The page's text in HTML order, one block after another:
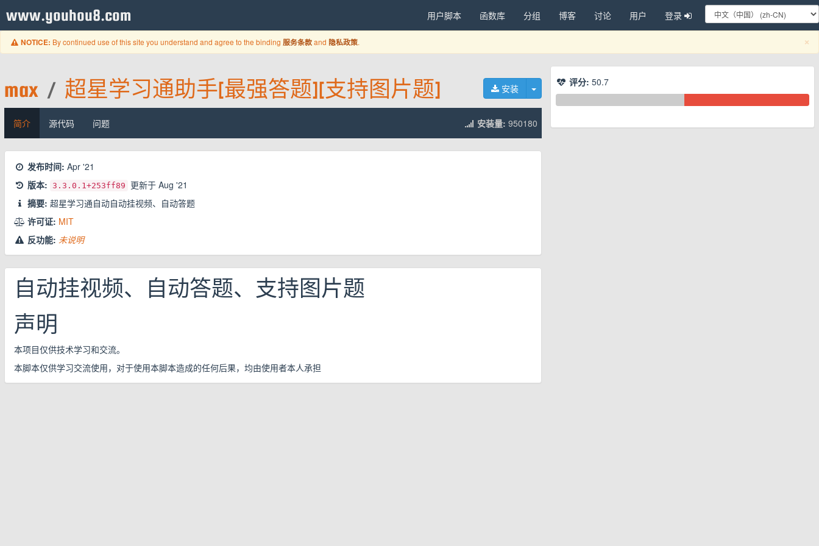
www.youhou8.com 用户脚本 函数库 分组 博客 讨论 用户 登录
×
NOTICE: By continued use of this site you understand and agree to the binding 服务条款and 隐私政策.
安装 切换下拉菜单
max / 超星学习通助手[最强答题][支持图片题]
简介 源代码 问题 安装量: 950180
发布时间: Apr '21
版本: 3.3.0.1+253ff89 更新于 Aug '21
摘要: 超星学习通自动自动挂视频、自动答题
许可证: MIT
反功能: 未说明
自动挂视频、自动答题、支持图片题
声明
本项目仅供技术学习和交流。
本脚本仅供学习交流使用，对于使用本脚本造成的任何后果，均由使用者本人承担
评分: 50.7